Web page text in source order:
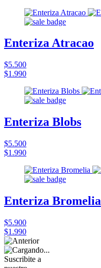
Enteriza Atracao
$5.500
$1.990
Enteriza Blobs
$5.500
$1.990
Enteriza Bromelia
$5.900
$1.990
Suscribite a